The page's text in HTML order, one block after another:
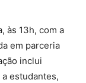
às 13h, com a
em parceria
inclui
estudantes,